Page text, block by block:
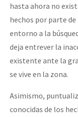
hasta ahora no
hechos por parte
entorno a la
deja entrever la
existente ante la
se vive en la zona.
Asimismo,
conocidas de los